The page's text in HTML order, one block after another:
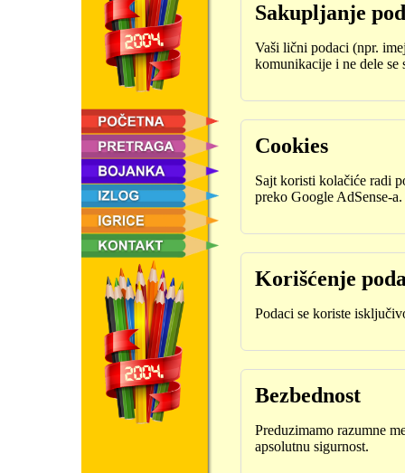
Sakupljanje
Vaši lični podaci (npr.
komunikacije i ne dele se
Cookies
Sajt koristi kolačiće radi
preko Google AdSense-a.
Korišćenje
Podaci se koriste
Bezbednost
Preduzimamo razumne
apsolutnu sigurnost.